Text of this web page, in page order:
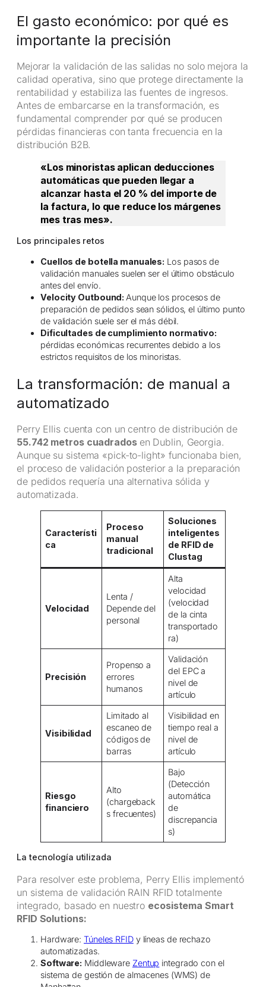
El gasto económico: por qué es
importante la precisión
Mejorar la validación de las salidas no solo mejora la
calidad operativa, sino que protege directamente la
rentabilidad y estabiliza las fuentes de ingresos.
Antes de embarcarse en la transformación, es
fundamental comprender por qué se producen
pérdidas financieras con tanta frecuencia en la
distribución B2B.
«Los minoristas aplican deducciones
automáticas que pueden llegar a
alcanzar hasta el 20 % del importe de
la factura, lo que reduce los márgenes
mes tras mes».
Los principales retos
Cuellos de botella manuales: Los pasos de
validación manuales suelen ser el último obstáculo
antes del envío.
Velocity Outbound: Aunque los procesos de
preparación de pedidos sean sólidos, el último punto
de validación suele ser el más débil.
Dificultades de cumplimiento normativo:
pérdidas económicas recurrentes debido a los
estrictos requisitos de los minoristas.
La transformación: de manual a
automatizado
Perry Ellis cuenta con un centro de distribución de
55.742 metros cuadrados en Dublin, Georgia.
Aunque su sistema «pick-to-light» funcionaba bien,
el proceso de validación posterior a la preparación
de pedidos requería una alternativa sólida y
automatizada.
Característi
ca
Proceso
manual
tradicional
Soluciones
inteligentes
de RFID de
Clustag
Velocidad
Lenta /
Depende del
personal
Alta
velocidad
(velocidad
de la cinta
transportado
ra)
Precisión
Propenso a
errores
humanos
Validación
del EPC a
nivel de
artículo
Visibilidad
Limitado al
escaneo de
códigos de
barras
Visibilidad en
tiempo real a
nivel de
artículo
Riesgo
financiero
Alto
(chargeback
s frecuentes)
Bajo
(Detección
automática
de
discrepancia
s)
La tecnología utilizada
Para resolver este problema, Perry Ellis implementó
un sistema de validación RAIN RFID totalmente
integrado, basado en nuestro ecosistema Smart
RFID Solutions:
Hardware:Túneles RFIDy líneas de rechazo
automatizadas.
Software: Middleware Zentup integrado con el
sistema de gestión de almacenes (WMS) de